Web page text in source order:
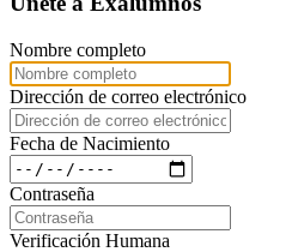
Nombre completo
Dirección de correo electrónico
Fecha de Nacimiento
Contraseña
Verificación Humana